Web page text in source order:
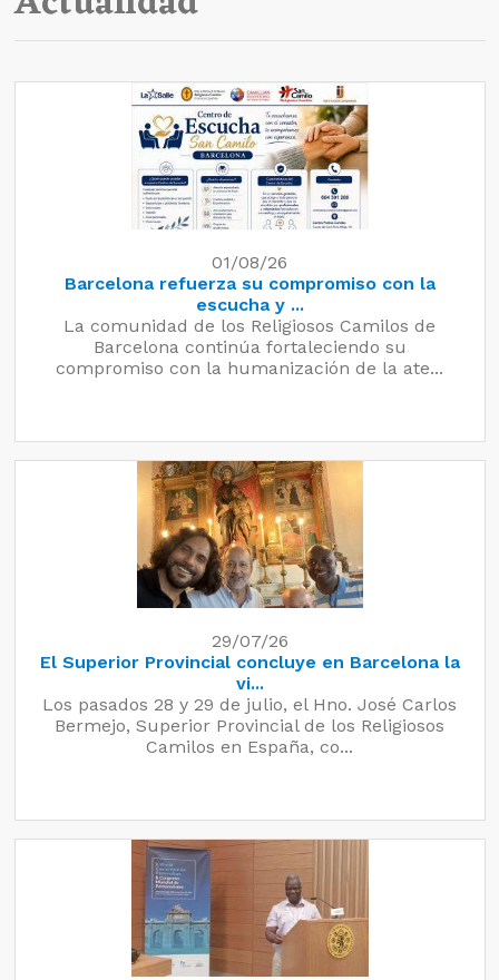
01/08/26
Barcelona refuerza su compromiso con la
escucha y ...
La comunidad de los Religiosos Camilos de
Barcelona continúa fortaleciendo su
compromiso con la humanización de la ate...
29/07/26
El Superior Provincial concluye en Barcelona la
vi...
Los pasados 28 y 29 de julio, el Hno. José Carlos
Bermejo, Superior Provincial de los Religiosos
Camilos en España, co...